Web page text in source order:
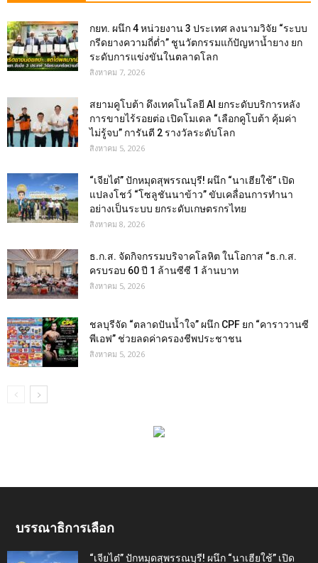
กยท. ผนึก 4 หน่วยงาน 3 ประเทศ ลงนามวิจัย “ระบบ
กรีดยางความถี่ต่ำ” ชูนวัตกรรมแก้ปัญหาน้ำยาง ยก
ระดับการแข่งขันในตลาดโลก
สิงหาคม 7, 2026
สยามคูโบต้า ดึงเทคโนโลยี AI ยกระดับบริการหลัง
การขายไร้รอยต่อ เปิดโมเดล “เลือกคูโบต้า คุ้มค่า
ไม่รู้จบ” การันตี 2 รางวัลระดับโลก
สิงหาคม 5, 2026
“เจียไต๋” ปักหมุดสุพรรณบุรี! ผนึก “นาเฮียใช้” เปิด
แปลงโชว์ “โซลูชันนาข้าว” ขับเคลื่อนการทำนา
อย่างเป็นระบบ ยกระดับเกษตรกรไทย
สิงหาคม 8, 2026
ธ.ก.ส. จัดกิจกรรมบริจาคโลหิต ในโอกาส “ธ.ก.ส.
ครบรอบ 60 ปี 1 ล้านซีซี 1 ล้านบาท
สิงหาคม 5, 2026
ชลบุรีจัด “ตลาดปันน้ำใจ” ผนึก CPF ยก “คาราวานซี
พีเอฟ” ช่วยลดค่าครองชีพประชาชน
สิงหาคม 5, 2026
บรรณาธิการเลือก
“เจียไต๋” ปักหมุดสุพรรณบุรี! ผนึก “นาเฮียใช้” เปิด